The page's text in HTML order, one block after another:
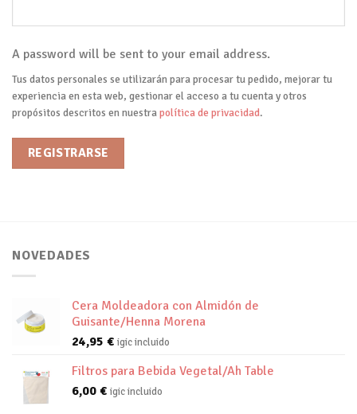
A password will be sent to your email address.
Tus datos personales se utilizarán para procesar tu pedido, mejorar tu
experiencia en esta web, gestionar el acceso a tu cuenta y otros
propósitos descritos en nuestrapolítica de privacidad.
REGISTRARSE
NOVEDADES
Cera Moldeadora con Almidón de
Guisante/Henna Morena
24,95 € igic incluido
Filtros para Bebida Vegetal/Ah Table
6,00 € igic incluido